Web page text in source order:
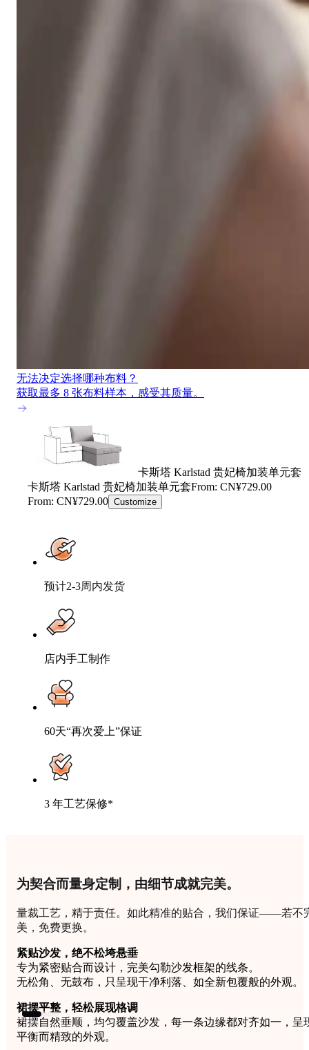
无法决定选择哪种布料？
获取最多 8 张布料样本，感受其质量。
卡斯塔 Karlstad 贵妃椅加装单元套
卡斯塔 Karlstad 贵妃椅加装单元套From: CN¥729.00
From: CN¥729.00 Customize
预计2-3周内发货
店内手工制作
60天“再次爱上”保证
3 年工艺保修*
为契合而量身定制，由细节成就完美。
量裁工艺，精于责任。如此精准的贴合，我们保证——若不
美，免费更换。
紧贴沙发，绝不松垮悬垂
专为紧密贴合而设计，完美勾勒沙发框架的线条。
无松角、无鼓布，只呈现干净利落、如全新包覆般的外观。
裙摆平整，轻松展现格调
裙摆自然垂顺，均匀覆盖沙发，每一条边缘都对齐如一，呈
平衡而精致的外观。